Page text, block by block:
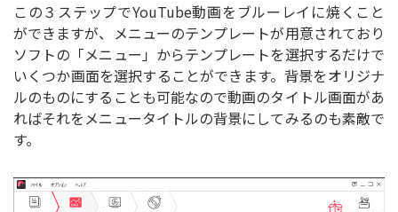
この３ステップでYouTube動画をブルーレイに焼くこと
ができますが、メニューのテンプレートが用意されており
ソフトの「メニュー」からテンプレートを選択するだけで
いくつか画面を選択することができます。背景をオリジナ
ルのものにすることも可能なので動画のタイトル画面があ
ればそれをメニュータイトルの背景にしてみるのも素敵で
す。